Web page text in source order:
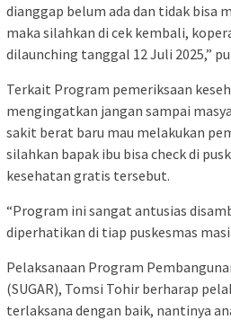
dianggap belum ada dan tidak bisa
maka silahkan di cek kembali,
dilaunching tanggal 12 Juli 2025,”
Terkait Program pemeriksaan
mengingatkan jangan sampai
sakit berat baru mau melakukan
silahkan bapak ibu bisa check di
kesehatan gratis tersebut.
“Program ini sangat antusias
diperhatikan di tiap puskesmas
Pelaksanaan Program
(SUGAR), Tomsi Tohir berharap
terlaksana dengan baik, nantinya